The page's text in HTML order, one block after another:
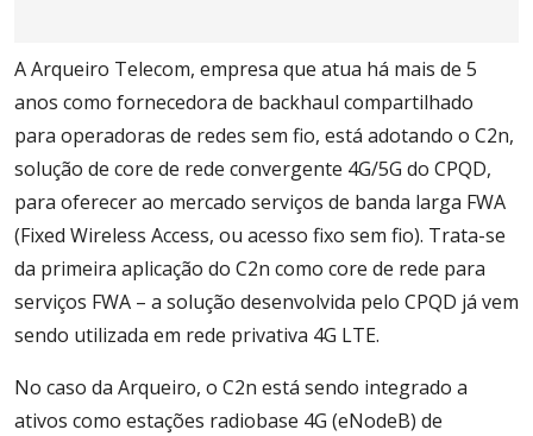
A Arqueiro Telecom, empresa que atua há mais de 5
anos como fornecedora de backhaul compartilhado
para operadoras de redes sem fio, está adotando o C2n,
solução de core de rede convergente 4G/5G do CPQD,
para oferecer ao mercado serviços de banda larga FWA
(Fixed Wireless Access, ou acesso fixo sem fio). Trata-se
da primeira aplicação do C2n como core de rede para
serviços FWA – a solução desenvolvida pelo CPQD já vem
sendo utilizada em rede privativa 4G LTE.
No caso da Arqueiro, o C2n está sendo integrado a
ativos como estações radiobase 4G (eNodeB) de